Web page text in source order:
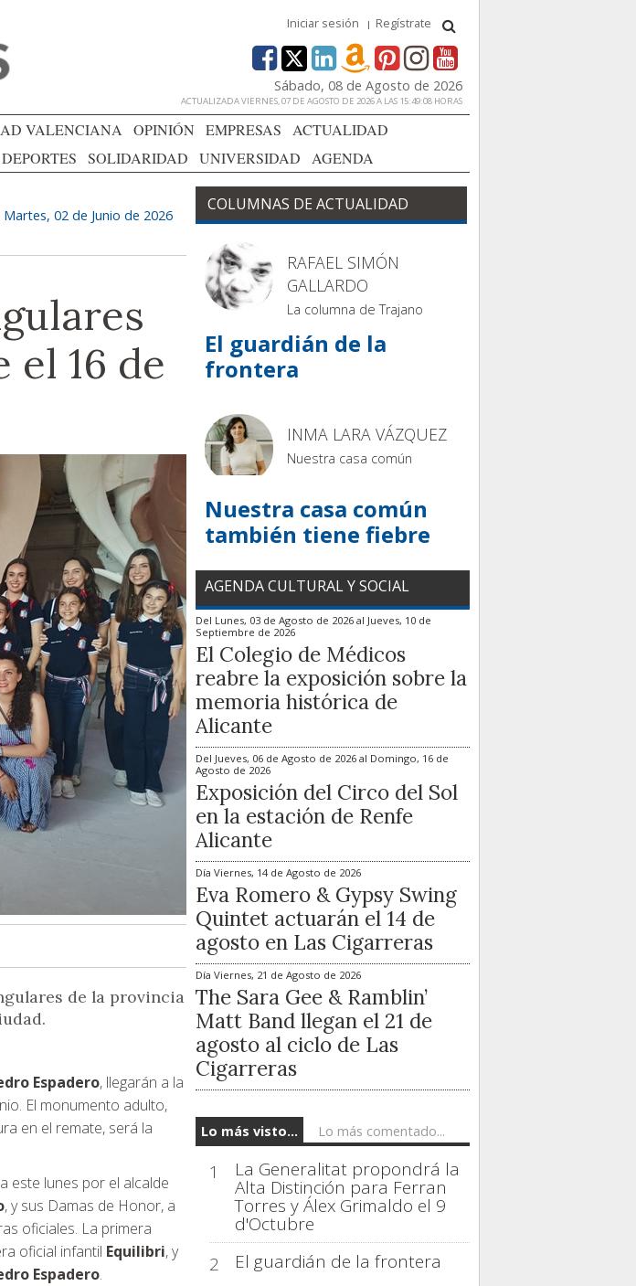
Iniciar sesión Regístrate
Sábado, 08 de Agosto de 2026
ACTUALIZADA VIERNES, 07 DE AGOSTO DE 2026 A LAS 15:49:08 HORAS
VALENCIANA OPINIÓN EMPRESAS
ACTUALIDAD
DEPORTES SOLIDARIDAD UNIVERSIDAD AGENDA
Martes, 02 de Junio de 2026
el 16 de
de la provincia
Espadero, llegarán a la
El monumento adulto,
en el remate, será la
este lunes por el alcalde
, y sus Damas de Honor, a
oficiales. La primera
oficial infantil Equilibri, y
Espadero.
COLUMNAS DE ACTUALIDAD
RAFAEL SIMÓN
GALLARDO
La columna de Trajano
El guardián de la
frontera
INMA LARA VÁZQUEZ
Nuestra casa común
Nuestra casa común
también tiene fiebre
AGENDA CULTURAL Y SOCIAL
Del Lunes, 03 de Agosto de 2026 al Jueves, 10 de
Septiembre de 2026
El Colegio de Médicos
reabre la exposición sobre la
memoria histórica de
Alicante
Del Jueves, 06 de Agosto de 2026 al Domingo, 16 de
Agosto de 2026
Exposición del Circo del Sol
en la estación de Renfe
Alicante
Día Viernes, 14 de Agosto de 2026
Eva Romero & Gypsy Swing
Quintet actuarán el 14 de
agosto en Las Cigarreras
Día Viernes, 21 de Agosto de 2026
The Sara Gee & Ramblin’
Matt Band llegan el 21 de
agosto al ciclo de Las
Cigarreras
Lo más visto... Lo más comentado...
1 La Generalitat propondrá la
Alta Distinción para Ferran
Torres y Álex Grimaldo el 9
d'Octubre
2
El guardián de la frontera